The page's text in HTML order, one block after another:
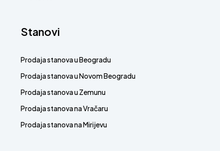
Stanovi
Prodaja stanova u Beogradu
Prodaja stanova u Novom Beogradu
Prodaja stanova u Zemunu
Prodaja stanova na Vračaru
Prodaja stanova na Mirijevu